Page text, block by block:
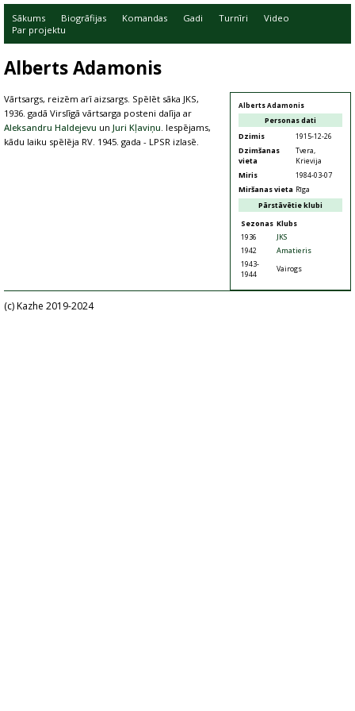
Sākums Biogrāfijas Komandas Gadi Turnīri
Video
Par projektu
Alberts Adamonis
Alberts Adamonis
Personas dati
Dzimis
1915-12-26
Dzimšanas
vieta
Tvera,
Krievija
Miris
1984-03-07
Miršanas vieta Rīga
Pārstāvētie klubi
Sezonas Klubs
1936
JKS
1942
Amatieris
1943-
1944
Vairogs
Vārtsargs, reizēm arī aizsargs. Spēlēt sāka JKS,
1936. gadā Virslīgā vārtsarga posteni dalīja ar
Aleksandru Haldejevu un Juri Kļaviņu. Iespējams,
kādu laiku spēlēja RV. 1945. gada - LPSR izlasē.
(c) Kazhe 2019-2024